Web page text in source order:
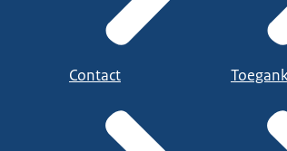
Contact